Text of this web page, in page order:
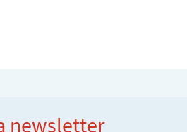
newsletter